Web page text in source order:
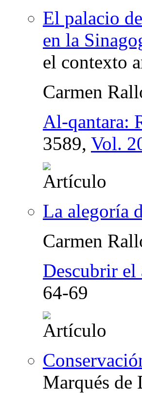
El palacio
en la
el contexto
Carmen
Al-qantara:
3589, Vol.
La alegoría
Carmen
Descubrir el
64-69
Marqués de